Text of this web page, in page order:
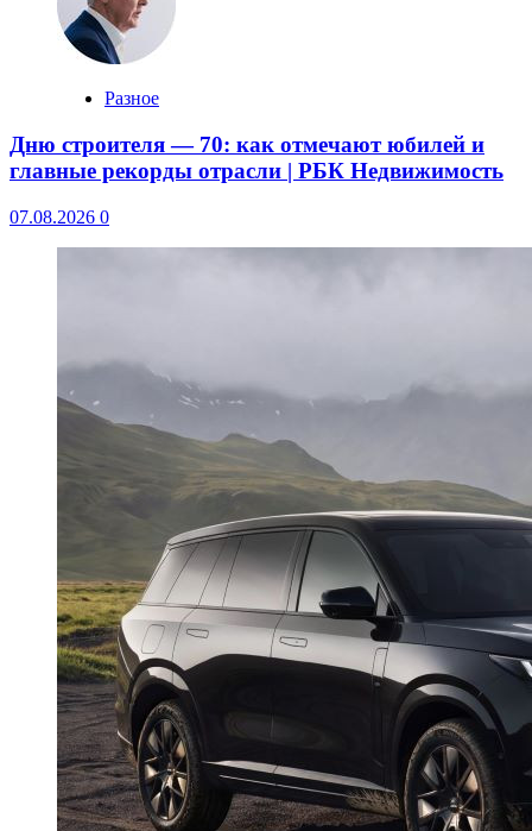
Разное
Дню строителя — 70: как отмечают юбилей и
главные рекорды отрасли | РБК Недвижимость
07.08.2026 0